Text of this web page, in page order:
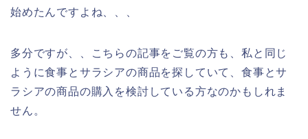
始めたんですよね、、、
多分ですが、、こちらの記事をご覧の方も、私と同じ
ように食事とサラシアの商品を探していて、食事とサ
ラシアの商品の購入を検討している方なのかもしれま
せん。